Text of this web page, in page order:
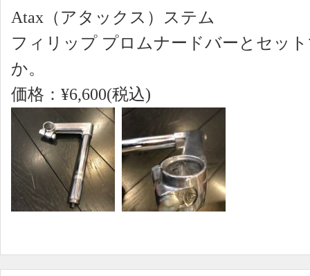
Atax（アタックス）ステム
フィリップ プロムナードバーとセッ
か。
価格：¥6,600(税込)